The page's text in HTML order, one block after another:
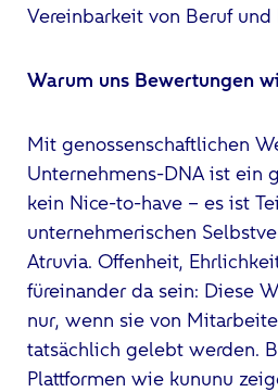
Vereinbarkeit von Beruf
Warum uns Bewertungen
Mit genossenschaftlichen
Unternehmens-DNA ist ein
kein Nice-to-have – es ist
unternehmerischen
Atruvia. Offenheit,
füreinander da sein: Diese
nur, wenn sie von
tatsächlich gelebt werden.
Plattformen wie kununu